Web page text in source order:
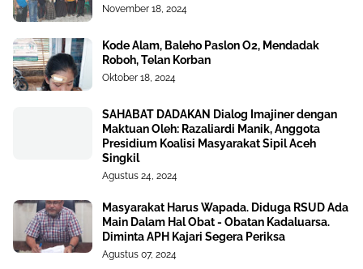
November 18, 2024
Kode Alam, Baleho Paslon O2, Mendadak
Roboh, Telan Korban
Oktober 18, 2024
SAHABAT DADAKAN Dialog Imajiner dengan
Maktuan Oleh: Razaliardi Manik, Anggota
Presidium Koalisi Masyarakat Sipil Aceh
Singkil
Agustus 24, 2024
Masyarakat Harus Wapada. Diduga RSUD Ada
Main Dalam Hal Obat - Obatan Kadaluarsa.
Diminta APH Kajari Segera Periksa
Agustus 07, 2024